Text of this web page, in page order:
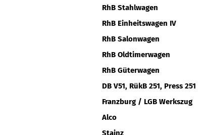
RhB Stahlwagen
RhB Einheitswagen IV
RhB Salonwagen
RhB Oldtimerwagen
RhB Güterwagen
DB V51, RükB 251, Press 251
Franzburg / LGB Werkszug
Alco
Stainz